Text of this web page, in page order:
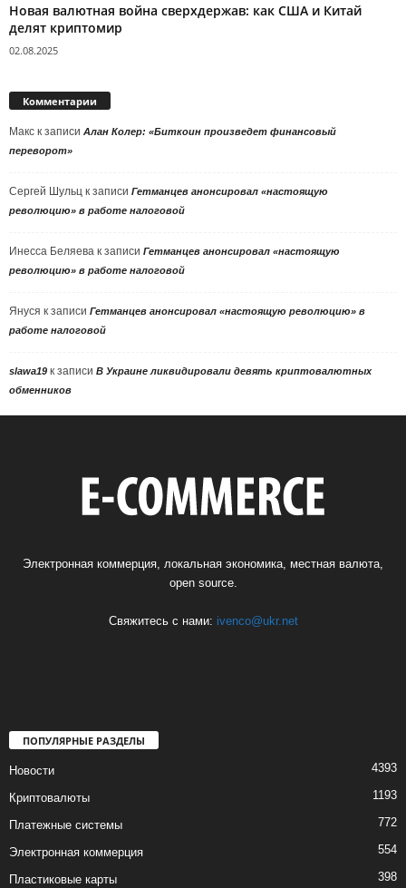
Новая валютная война сверхдержав: как США и Китай
делят криптомир
02.08.2025
Комментарии
Макс к записи Алан Колер: «Биткоин произведет финансовый
переворот»
Сергей Шульц к записи Гетманцев анонсировал «настоящую
революцию» в работе налоговой
Инесса Беляева к записи Гетманцев анонсировал «настоящую
революцию» в работе налоговой
Януся к записи Гетманцев анонсировал «настоящую революцию» в
работе налоговой
slawa19 к записи В Украине ликвидировали девять криптовалютных
обменников
Электронная коммерция, локальная экономика, местная валюта,
open source.
Свяжитесь с нами: ivenco@ukr.net
ПОПУЛЯРНЫЕ РАЗДЕЛЫ
Новости 4393
Криптовалюты 1193
Платежные системы 772
Электронная коммерция 554
Пластиковые карты 398